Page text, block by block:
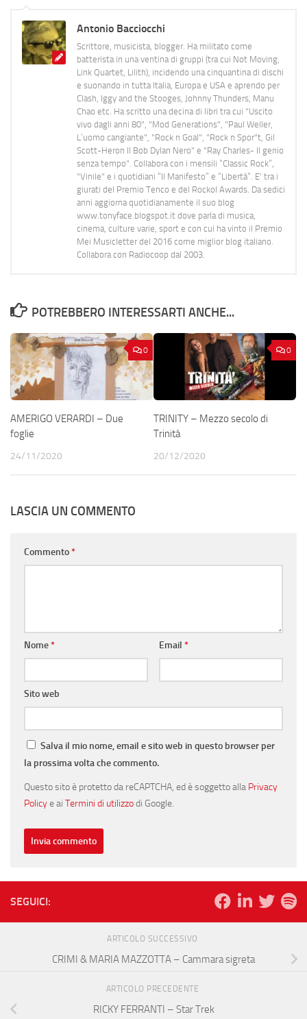
Antonio Bacciocchi
Scrittore, musicista, blogger. Ha militato come
batterista in una ventina di gruppi (tra cui Not Moving,
Link Quartet, Lilith), incidendo una cinquantina di dischi
e suonando in tutta Italia, Europa e USA e aprendo per
Clash, Iggy and the Stooges, Johnny Thunders, Manu
Chao etc. Ha scritto una decina di libri tra cui "Uscito
vivo dagli anni 80", "Mod Generations", "Paul Weller,
L’uomo cangiante", "Rock n Goal", "Rock n Spor"t, Gil
Scott-Heron Il Bob Dylan Nero" e "Ray Charles- Il genio
senza tempo". Collabora con i mensili “Classic Rock”,
"Vinile" e i quotidiani “Il Manifesto” e “Libertà”. E' tra i
giurati del Premio Tenco e del Rockol Awards. Da sedici
anni aggiorna quotidianamente il suo blog
www.tonyface.blogspot.it dove parla di musica,
cinema, culture varie, sport e con cui ha vinto il Premio
Mei Musicletter del 2016 come miglior blog italiano.
Collabora con Radiocoop dal 2003.
POTREBBERO INTERESSARTI ANCHE...
0
AMERIGO VERARDI – Due
foglie
24/11/2020
0
TRINITY – Mezzo secolo di
Trinità
20/12/2020
LASCIA UN COMMENTO
Commento*
Nome* Email *
Sito web
Salva il mio nome, email e sito web in questo browser per
la prossima volta che commento.
Questo sito è protetto da reCAPTCHA, ed è soggetto alla Privacy
Policye ai Termini di utilizzodi Google.
SEGUICI:
ARTICOLO SUCCESSIVO
CRIMI & MARIA MAZZOTTA – Cammara sigreta
ARTICOLO PRECEDENTE
RICKY FERRANTI – Star Trek